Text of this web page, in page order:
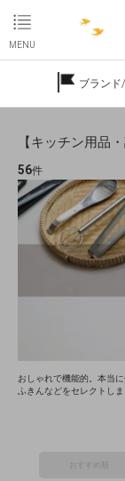
MENU
ブランド
【キッチン用品
56件
おしゃれで機能的。本当
ふきんなどをセレクトしま
おすすめ順